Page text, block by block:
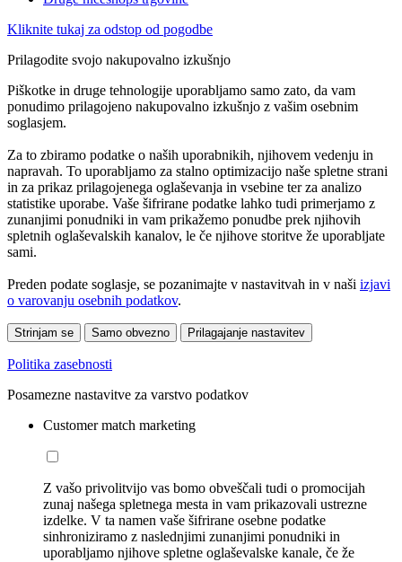
Kliknite tukaj za odstop od pogodbe
Prilagodite svojo nakupovalno izkušnjo
Piškotke in druge tehnologije uporabljamo samo zato, da vam
ponudimo prilagojeno nakupovalno izkušnjo z vašim osebnim
soglasjem.
Za to zbiramo podatke o naših uporabnikih, njihovem vedenju in
napravah. To uporabljamo za stalno optimizacijo naše spletne strani
in za prikaz prilagojenega oglaševanja in vsebine ter za analizo
statistike uporabe. Vaše šifrirane podatke lahko tudi primerjamo z
zunanjimi ponudniki in vam prikažemo ponudbe prek njihovih
spletnih oglaševalskih kanalov, le če njihove storitve že uporabljate
sami.
Preden podate soglasje, se pozanimajte v nastavitvah in v naši izjavi
o varovanju osebnih podatkov.
Strinjam se Samo obvezno Prilagajanje nastavitev
Politika zasebnosti
Posamezne nastavitve za varstvo podatkov
Customer match marketing
Z vašo privolitvijo vas bomo obveščali tudi o promocijah
zunaj našega spletnega mesta in vam prikazovali ustrezne
izdelke. V ta namen vaše šifrirane osebne podatke
sinhroniziramo z naslednjimi zunanjimi ponudniki in
uporabljamo njihove spletne oglaševalske kanale, če že